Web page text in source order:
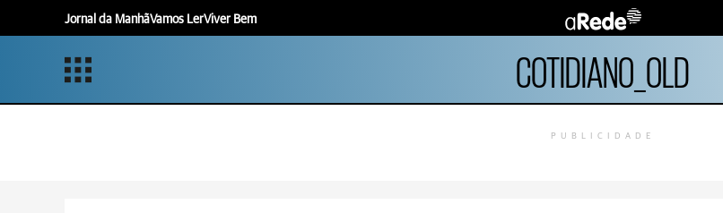
Jornal da ManhãVamos LerViver Bem
COTIDIANO_OLD
PUBLICIDADE